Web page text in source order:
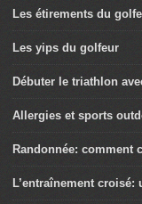
Les étirements du
Les yips du golfeur
Débuter le triathlon
Allergies et sports
Randonnée: comment
L’entraînement